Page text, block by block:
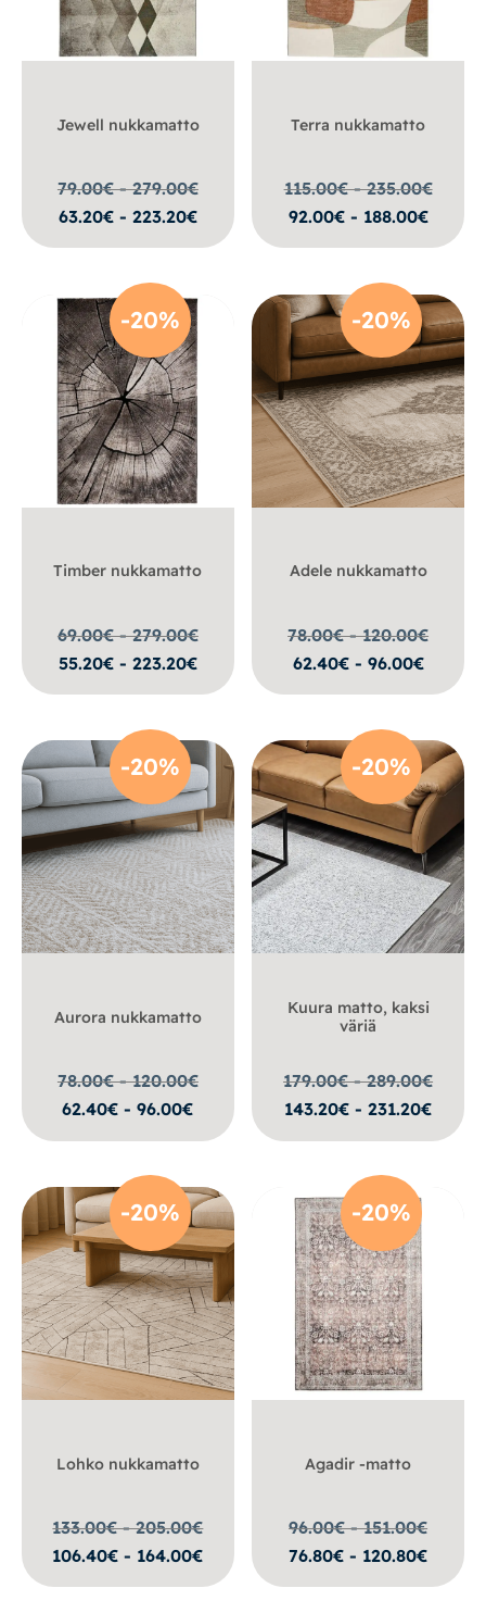
Jewell nukkamatto
79.00€ - 279.00€
63.20€ - 223.20€
Terra nukkamatto
115.00€ - 235.00€
92.00€ - 188.00€
-20%
Timber nukkamatto
69.00€ - 279.00€
55.20€ - 223.20€
-20%
Adele nukkamatto
78.00€ - 120.00€
62.40€ - 96.00€
-20%
Aurora nukkamatto
78.00€ - 120.00€
62.40€ - 96.00€
-20%
Kuura matto, kaksi
väriä
179.00€ - 289.00€
143.20€ - 231.20€
-20%
Lohko nukkamatto
133.00€ - 205.00€
106.40€ - 164.00€
-20%
Agadir -matto
96.00€ - 151.00€
76.80€ - 120.80€